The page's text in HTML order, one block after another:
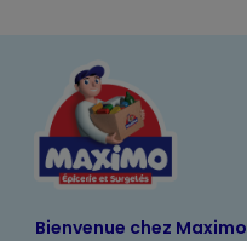
Bienvenue chez Maximo